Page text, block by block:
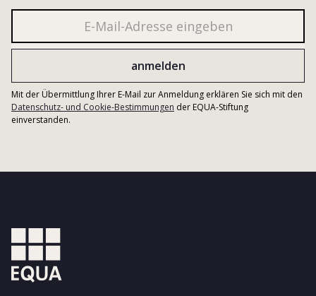
Mit der Übermittlung Ihrer E-Mail zur Anmeldung erklären Sie sich mit den
Datenschutz- und Cookie-Bestimmungen der EQUA-Stiftung
einverstanden.